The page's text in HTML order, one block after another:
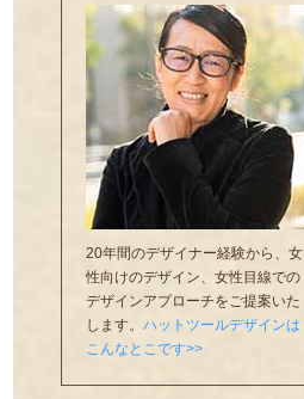
20年間のデザイナー経験から、女
性向けのデザイン、女性目線での
デザインアプローチをご提案いた
します。 ハットツールデザインは
こんなとこです>>